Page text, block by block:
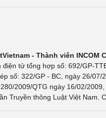
- Thành viên INCOM
điện tử tổng hợp số: 692/GP-
số: 322/GP - BC, ngày 26/
2009/QTG ngày 16/02/
Truyền thông Luật Việt Nam.